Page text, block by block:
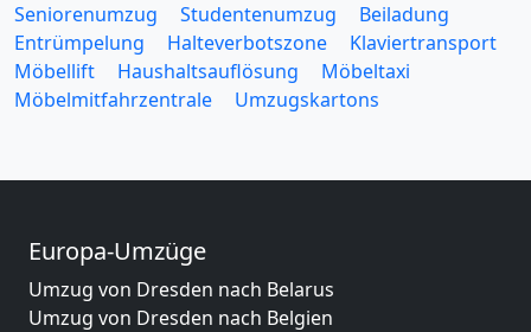
Seniorenumzug
Studentenumzug
Beiladung
Entrümpelung
Halteverbotszone
Klaviertransport
Möbellift
Haushaltsauflösung
Möbeltaxi
Möbelmitfahrzentrale
Umzugskartons
Europa-Umzüge
Umzug von Dresden nach Belarus
Umzug von Dresden nach Belgien